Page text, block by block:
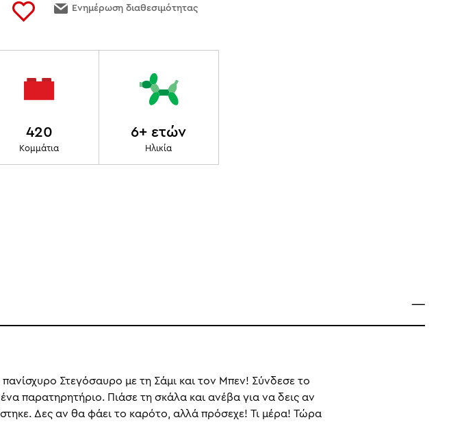
Ενημέρωση διαθεσιμότητας
420
Κομμάτια
6+ ετών
Ηλικία
πανίσχυρο Στεγόσαυρο με τη Σάμι και τον Μπεν! Σύνδεσε το
παρατηρητήριο. Πιάσε τη σκάλα και ανέβα για να δεις αν
Δες αν θα φάει το καρότο, αλλά πρόσεχε! Τι μέρα! Τώρα